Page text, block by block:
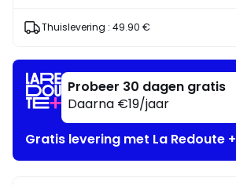
Geniet
Thuislevering : 49.90 €
Probeer 30 dagen gratis
Daarna €19/jaar
Gratis levering met La Redoute +